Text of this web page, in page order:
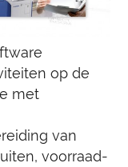
op de
met
van
voorraad-